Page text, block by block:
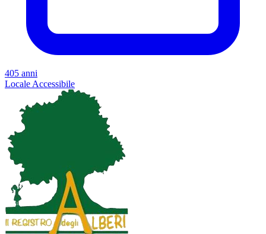
405 anni
Locale Accessibile